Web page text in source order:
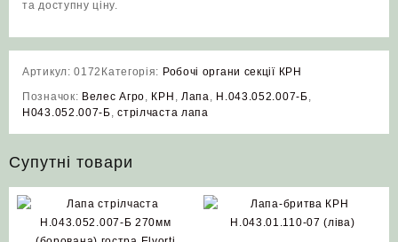
та доступну ціну.
Артикул:0172 Категорія: Робочі органи секції КРН
Позначок: Велес Агро, КРН , Лапа, Н.043.052.007-Б,
Н043.052.007-Б,стрілчаста лапа
Супутні товари